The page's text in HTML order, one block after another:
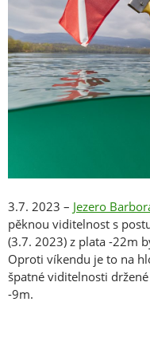
3.7. 2023 – Jezero
pěknou viditelnost s
(3.7. 2023) z plata -22m
Oproti víkendu je to na
špatné viditelnosti
-9m.